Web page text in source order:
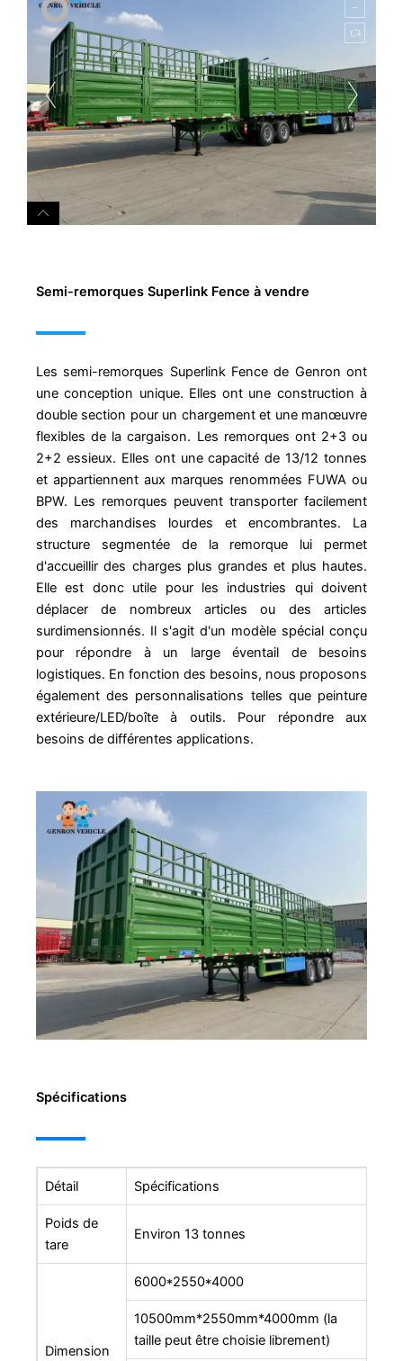
Semi-remorques Superlink Fence à vendre
Les semi-remorques Superlink Fence de Genron ont
une conception unique. Elles ont une construction à
double section pour un chargement et une manœuvre
flexibles de la cargaison. Les remorques ont 2+3 ou
2+2 essieux. Elles ont une capacité de 13/12 tonnes
et appartiennent aux marques renommées FUWA ou
BPW. Les remorques peuvent transporter facilement
des marchandises lourdes et encombrantes. La
structure segmentée de la remorque lui permet
d'accueillir des charges plus grandes et plus hautes.
Elle est donc utile pour les industries qui doivent
déplacer de nombreux articles ou des articles
surdimensionnés. Il s'agit d'un modèle spécial conçu
pour répondre à un large éventail de besoins
logistiques. En fonction des besoins, nous proposons
également des personnalisations telles que peinture
extérieure/LED/boîte à outils. Pour répondre aux
besoins de différentes applications.
Spécifications
Détail Spécifications
Poids de
tare
Environ 13 tonnes
Dimension
6000*2550*4000
10500mm*2550mm*4000mm (la
taille peut être choisie librement)